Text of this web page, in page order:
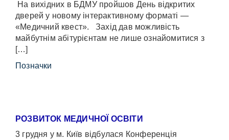
На вихідних в БДМУ пройшов День відкритих
дверей у новому інтерактивному форматі —
«Медичний квест». Захід дав можливість
майбутнім абітурієнтам не лише ознайомитися з
[…]
Позначки
РОЗВИТОК МЕДИЧНОЇ ОСВІТИ
3 грудня у м. Київ відбулася Конференція